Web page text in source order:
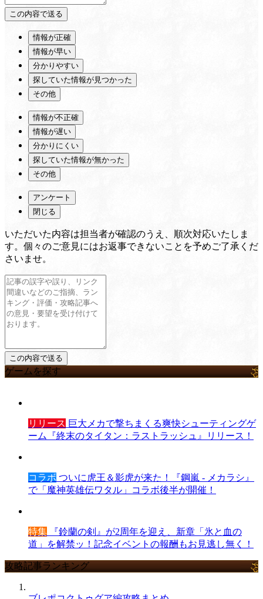
情報が正確
情報が早い
分かりやすい
探していた情報が見つかった
その他
情報が不正確
情報が遅い
分かりにくい
探していた情報が無かった
その他
アンケート
閉じる
いただいた内容は担当者が確認のうえ、順次対応いたしま
す。個々のご意見にはお返事できないことを予めご了承くだ
さいませ。
ゲームを探す
リリース 巨大メカで撃ちまくる爽快シューティングゲ
ーム『終末のタイタン：ラストラッシュ』リリース！
コラボ ついに虎王＆影虎が来た！『鋼嵐 - メカラシ』
で「魔神英雄伝ワタル」コラボ後半が開催！
特集 『鈴蘭の剣』が2周年を迎え、新章「氷と血の
道」を解禁ッ！記念イベントの報酬もお見逃し無く！
攻略記事ランキング